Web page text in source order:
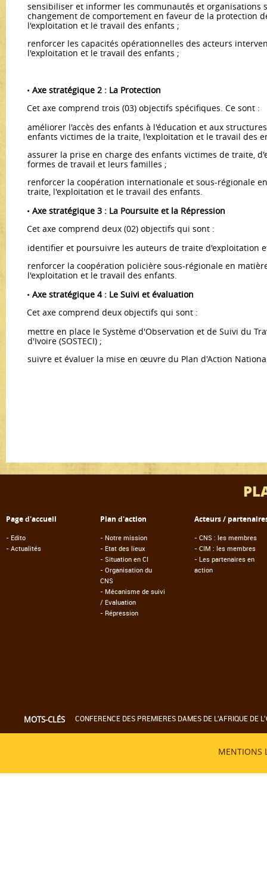
sensibiliser et informer les communautés et organisations
changement de comportement en faveur de la protection
l'exploitation et le travail des enfants ;
renforcer les capacités opérationnelles des acteurs
l'exploitation et le travail des enfants ;
• Axe stratégique 2 : La Protection
Cet axe comprend trois (03) objectifs spécifiques. Ce sont :
améliorer l'accès des enfants à l'éducation et aux
enfants victimes de la traite, l'exploitation et le travail des
assurer la prise en charge des enfants victimes de traite,
formes de travail et leurs familles ;
renforcer la coopération internationale et sous-régionale
traite, l'exploitation et le travail des enfants.
• Axe stratégique 3 : La Poursuite et la Répression
Cet axe comprend deux (02) objectifs qui sont :
identifier et poursuivre les auteurs de traite d'exploitation
renforcer la coopération policière sous-régionale en
l'exploi­tation et le travail des enfants.
• Axe stratégique 4 : Le Suivi et évaluation
Cet axe comprend deux objectifs qui sont :
mettre en place le Système d'Observation et de Suivi du
d'Ivoire (SOSTECI) ;
suivre et évaluer la mise en œuvre du Plan d'Action
Page d'accueil
- Edito
- Actualités
Plan d'action
- Notre mission
- Etat des lieux
- Situation en CI
- Organisation du
CNS
- Mécanisme de suivi
/ Evaluation
- Répression
Acteurs /
- CNS : les membres
- CIM : les membres
- Les partenaires en
action
MOTS-CLÉS CONFERENCE DES PREMIERES DAMES DE L'AFRIQUE DE
MENTIONS